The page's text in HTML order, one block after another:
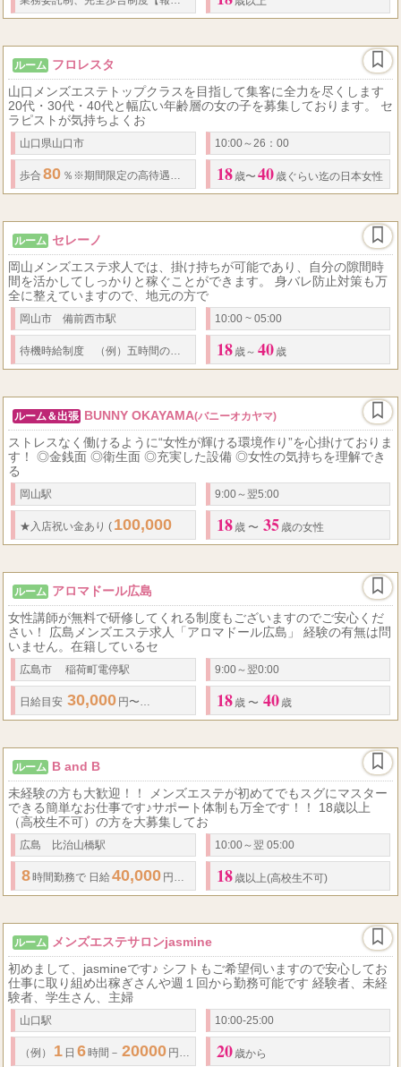
ルーム フロレスタ
山口メンズエステトップクラスを目指して集客に全力を尽くします
20代・30代・40代と幅広い年齢層の女の子を募集しております。 セ
ラピストが気持ちよくお
山口県山口市 10:00～26：00
歩合 80 ％※期間限定の高待遇！でお出迎え! 日給8 万円以上可能です。
18 歳〜 40 歳ぐらい迄の日本女性
ルーム セレーノ
岡山メンズエステ求人では、掛け持ちが可能であり、自分の隙間時
間を活かしてしっかりと稼ぐことができます。 身バレ防止対策も万
全に整えていますので、地元の方で
岡山市 備前西市駅 10:00 ~ 05:00
10000円支給
18 歳～ 40 歳
ルーム＆出張 BUNNY OKAYAMA(バニーオカヤマ)
ストレスなく働けるように“女性が輝ける環境作り”を心掛けておりま
す！ ◎金銭面 ◎衛生面 ◎充実した設備 ◎女性の気持ちを理解でき
る
岡山駅 9:00～翌5:00
★ 入店祝い金あり ( 100,000 友達紹介ボーナスあり (30,000
18 歳 〜 35 歳の女性
ルーム アロマドール広島
女性講師が無料で研修してくれる制度もございますのでご安心くだ
さい！ 広島メンズエステ求人「アロマドール広島」 経験の有無は問
いません。在籍しているセ
広島市 稲荷町電停駅 9:00～翌0:00
日給目安 30,000 円〜 最低保証 あり20,000
18 歳 〜 40 歳
ルーム B and B
未経験の方も大歓迎！！ メンズエステが初めてでもスグにマスター
できる簡単なお仕事です♪サポート体制も万全です！！ 18歳以上
（高校生不可）の方を大募集してお
広島 比治山橋駅 10:00～翌 05:00
8時間勤務で 日給 40,000 円以上 上記は目安になります。出勤時間等により変動 18 歳以上(高校生不可)
ルーム
メンズエステサロンjasmine
初めまして、jasmineです♪ シフトもご希望伺いますので安心してお
仕事に取り組め出稼ぎさんや週１回から勤務可能です 経験者、未経
験者、学生さん、主婦
山口駅 10:00-25:00
（例） 1 日 6時間－ 20000 円 時間ー25000
20 歳から